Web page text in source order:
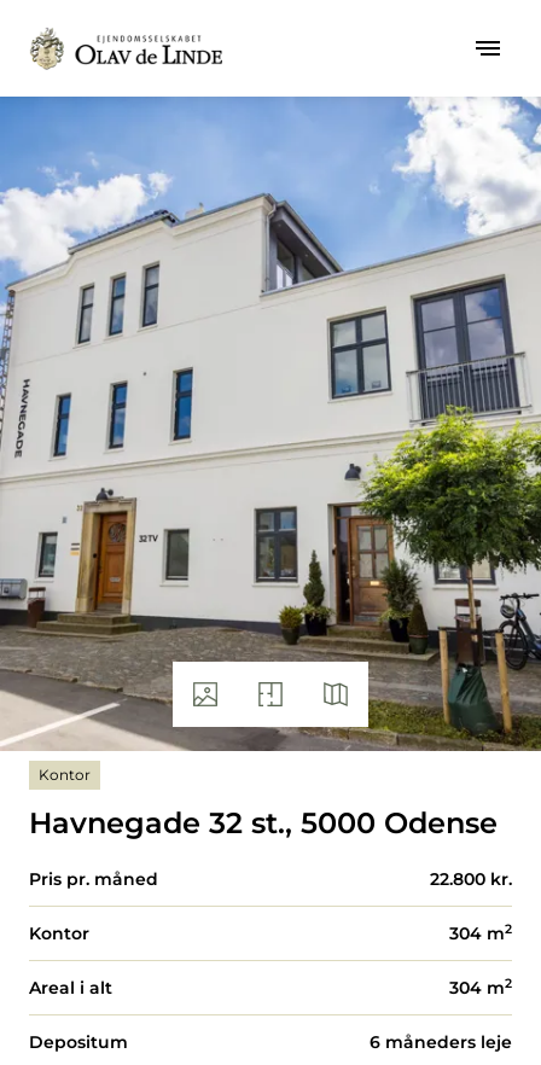
Kontor
Havnegade 32 st., 5000 Odense
Pris pr. måned 22.800 kr.
Kontor 304 m2
Areal i alt 304 m2
Depositum 6 måneders leje